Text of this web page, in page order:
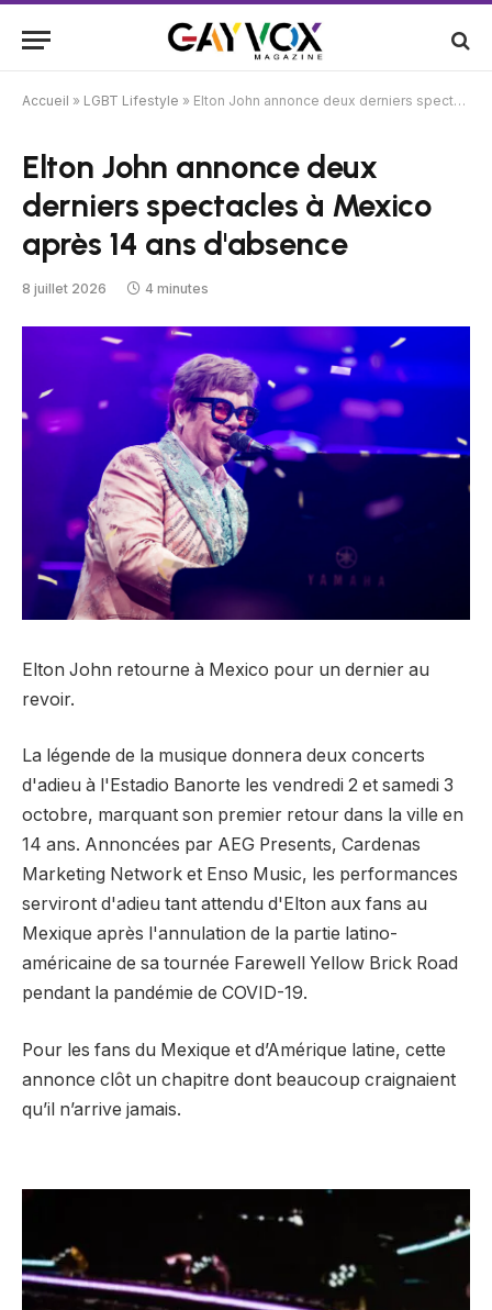
Accueil » LGBT Lifestyle » Elton John annonce deux derniers spectacles à Mexico après 14 ans d'absence
Elton John annonce deux
derniers spectacles à Mexico
après 14 ans d'absence
8 juillet 2026 4 minutes
Elton John retourne à Mexico pour un dernier au
revoir.
La légende de la musique donnera deux concerts
d'adieu à l'Estadio Banorte les vendredi 2 et samedi 3
octobre, marquant son premier retour dans la ville en
14 ans. Annoncées par AEG Presents, Cardenas
Marketing Network et Enso Music, les performances
serviront d'adieu tant attendu d'Elton aux fans au
Mexique après l'annulation de la partie latino-
américaine de sa tournée Farewell Yellow Brick Road
pendant la pandémie de COVID-19.
Pour les fans du Mexique et d’Amérique latine, cette
annonce clôt un chapitre dont beaucoup craignaient
qu’il n’arrive jamais.